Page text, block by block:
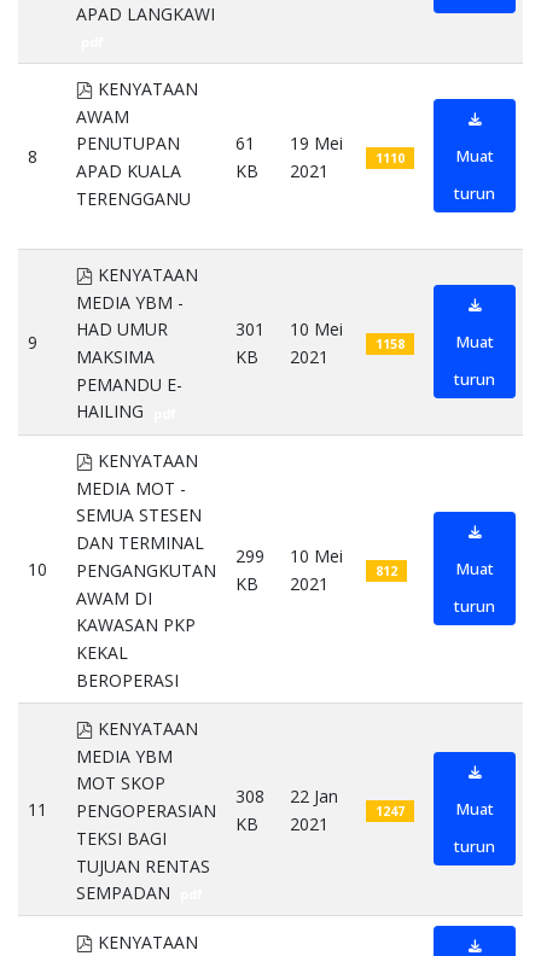
APAD LANGKAWI
8
pdf
KENYATAAN
AWAM
PENUTUPAN
APAD KUALA
TERENGGANU
61
KB
19 Mei
2021
1110
Muat
turun
9
pdf
KENYATAAN
MEDIA YBM -
HAD UMUR
MAKSIMA
PEMANDU E-
HAILING
301
KB
10 Mei
2021
1158
Muat
turun
10
pdf
KENYATAAN
MEDIA MOT -
SEMUA STESEN
DAN TERMINAL
PENGANGKUTAN
AWAM DI
KAWASAN PKP
KEKAL
BEROPERASI
299
KB
10 Mei
2021
812
Muat
turun
11
pdf
KENYATAAN
MEDIA YBM
MOT SKOP
PENGOPERASIAN
TEKSI BAGI
TUJUAN RENTAS
SEMPADAN
308
KB
22 Jan
2021
1247
Muat
turun
pdf
KENYATAAN